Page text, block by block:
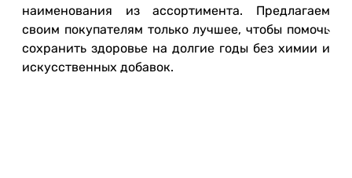
наименования из ассортимента. Предлагаем
своим покупателям только лучшее, чтобы помочь
сохранить здоровье на долгие годы без химии и
искусственных добавок.